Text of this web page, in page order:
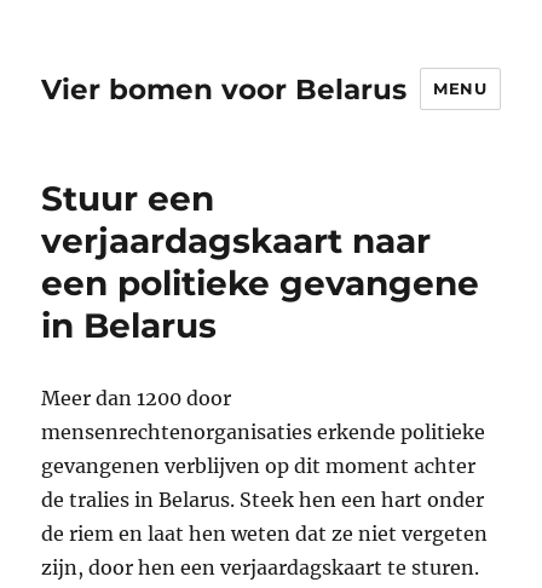
Vier bomen voor Belarus MENU
Stuur een
verjaardagskaart naar
een politieke gevangene
in Belarus
Meer dan 1200 door
mensenrechtenorganisaties erkende politieke
gevangenen verblijven op dit moment achter
de tralies in Belarus. Steek hen een hart onder
de riem en laat hen weten dat ze niet vergeten
zijn, door hen een verjaardagskaart te sturen.